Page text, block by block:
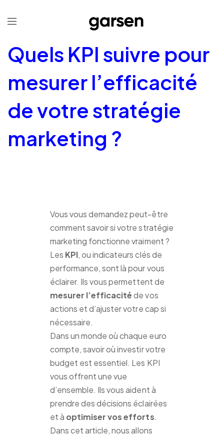
Quels KPI suivre pour
mesurer l’efficacité
de votre stratégie
marketing ?
Vous vous demandez peut-être
comment savoir si votre stratégie
marketing fonctionne vraiment ?
Les KPI, ou indicateurs clés de
performance, sont là pour vous
éclairer. Ils vous permettent de
mesurer l’efficacitéde vos
actions et d’ajuster votre cap si
nécessaire.
Dans un monde où chaque euro
compte, savoir où investir votre
budget est essentiel. Les KPI
vous offrent une vue
d’ensemble. Ils vous aident à
prendre des décisions éclairées
et à optimiser vos efforts.
Dans cet article, nous allons